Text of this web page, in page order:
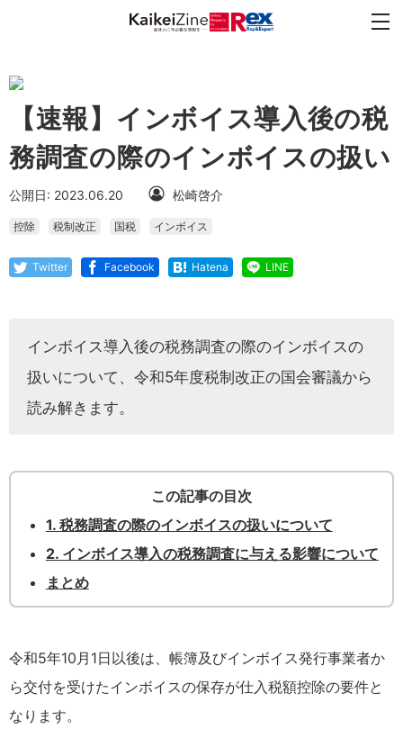
【速報】インボイス導入後の税
務調査の際のインボイスの扱い
公開日: 2023.06.20 松崎啓介
控除 税制改正 国税 インボイス
Twitter Facebook Hatena LINE
インボイス導入後の税務調査の際のインボイスの
扱いについて、令和5年度税制改正の国会審議から
読み解きます。
この記事の目次
1. 税務調査の際のインボイスの扱いについて
2. インボイス導入の税務調査に与える影響について
まとめ
令和5年10月1日以後は、帳簿及びインボイス発行事業者か
ら交付を受けたインボイスの保存が仕入税額控除の要件と
なります。